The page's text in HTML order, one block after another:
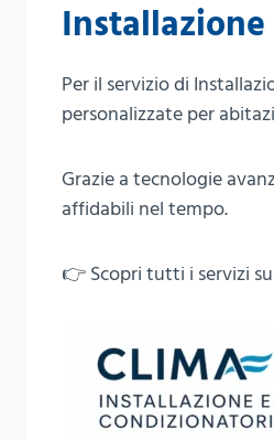
Per il servizio di
personalizzate per
Grazie a tecnologie
affidabili nel tempo.
👉 Scopri tutti i servizi